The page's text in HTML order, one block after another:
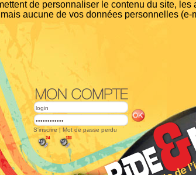
de personnaliser le contenu du site,
aucune de vos données personnelles (e-
S'inscrire | Mot de passe perdu